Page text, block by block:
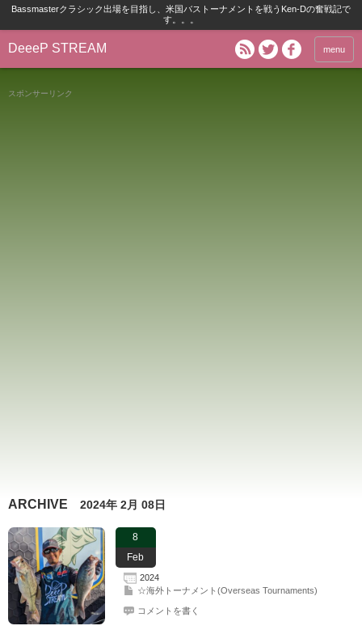
Bassmasterクラシック出場を目指し、米国バストーナメントを戦うKen-Dの奮戦記で
す。。。
DeeeP STREAM menu
スポンサーリンク
ARCHIVE 2024年 2月 08日
8
Feb
2024
☆海外トーナメント(Overseas Tournaments)
コメントを書く